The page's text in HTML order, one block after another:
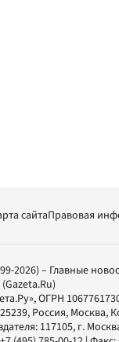
сайтаПравовая
2026) – Главные
(Gazeta.Ru)
, ОГРН
Россия, Москва,
117105, г.